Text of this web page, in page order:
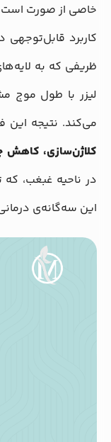
خاصی از صورت است
کاربرد قابل‌توجهی
ظریفی که به
می‌کند. نتیجه این
کلاژن‌سازی،
در ناحیه غبغب،
این سه‌گانه‌ی